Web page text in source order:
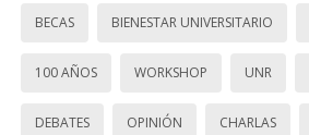
BECAS BIENESTAR UNIVERSITARIO
100 AÑOS WORKSHOP UNR
DEBATES OPINIÓN CHARLAS